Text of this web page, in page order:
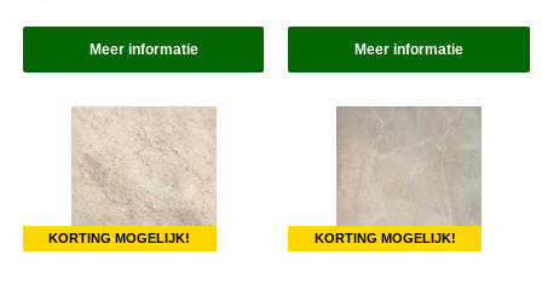
Meer informatie Meer informatie
KORTING MOGELIJK! KORTING MOGELIJK!